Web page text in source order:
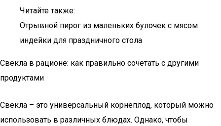
Читайте также:
Отрывной пирог из маленьких булочек с мясом
индейки для праздничного стола
Свекла в рационе: как правильно сочетать с другими
продуктами
Свекла – это универсальный корнеплод, который можно
использовать в различных блюдах. Однако, чтобы